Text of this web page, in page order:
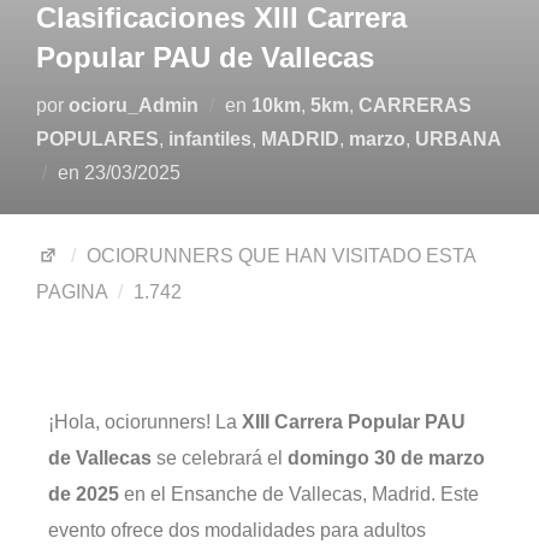
Clasificaciones XIII Carrera
Popular PAU de Vallecas
por ocioru_Admin en 10km, 5km, CARRERAS
POPULARES, infantiles, MADRID, marzo, URBANA
en 23/03/2025
OCIORUNNERS QUE HAN VISITADO ESTA
PAGINA
1.742
¡Hola, ociorunners! La XIII Carrera Popular PAU
de Vallecas se celebrará el domingo 30 de marzo
de 2025 en el Ensanche de Vallecas, Madrid. Este
evento ofrece dos modalidades para adultos